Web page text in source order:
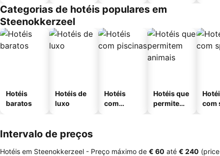
Categorias de hotéis populares em
Steenokkerzeel
Hotéis
baratos
Hotéis de
luxo
Hotéis
com
Hotéis que
permitem
com
Intervalo de preços
Hotéis em Steenokkerzeel - Preço máximo de ‎€ 60 até ‎€ 240 (price